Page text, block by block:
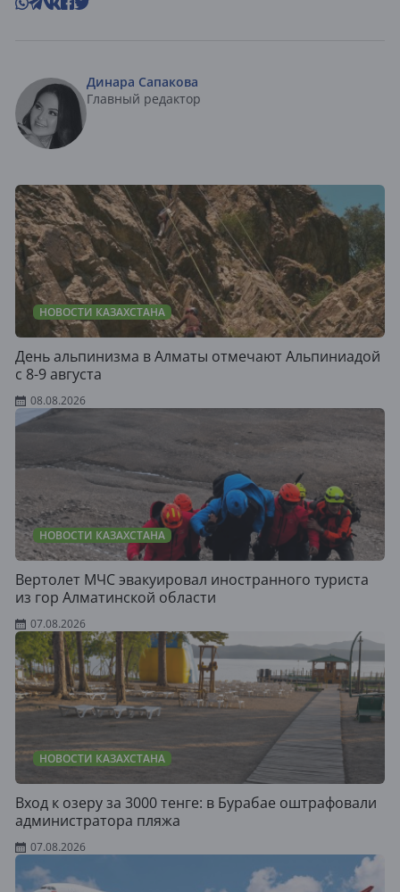
Динара Сапакова
Главный редактор
НОВОСТИ КАЗАХСТАНА
День альпинизма в Алматы отмечают Альпиниадой
с 8-9 августа
08.08.2026
НОВОСТИ КАЗАХСТАНА
Вертолет МЧС эвакуировал иностранного туриста
из гор Алматинской области
07.08.2026
НОВОСТИ КАЗАХСТАНА
Вход к озеру за 3000 тенге: в Бурабае оштрафовали
администратора пляжа
07.08.2026